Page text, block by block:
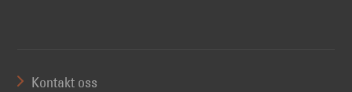
Kontakt oss